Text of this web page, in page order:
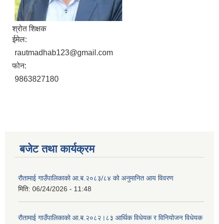
श्रोत शिक्षक
ईमेल:
rautmadhab123@gmail.com
फोन:
9863827180
बजेट तथा कार्यक्रम
रौतामाई गाउँपालिकाको आ.ब.२०८३/८४ को अनुमानित आय विवरण
मिति: 06/24/2026 - 11:48
रौतामाई गाउँपालिकाको आ.ब.२०८२।८३ आर्थिक विधेयक र विनियोजन विधेयक